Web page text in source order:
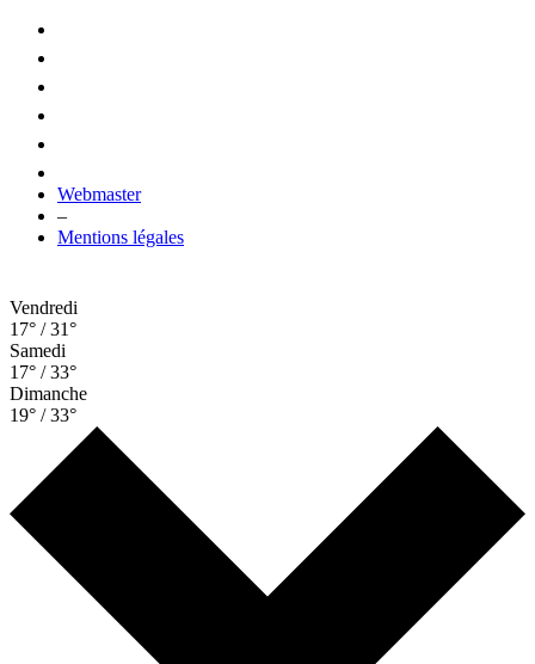
Webmaster
–
Mentions légales
Vendredi
17° / 31°
Samedi
17° / 33°
Dimanche
19° / 33°